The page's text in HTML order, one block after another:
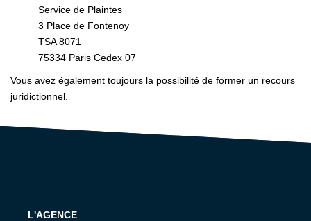
Service de Plaintes
3 Place de Fontenoy
TSA 8071
75334 Paris Cedex 07
Vous avez également toujours la possibilité de former un recours
juridictionnel.
L'AGENCE